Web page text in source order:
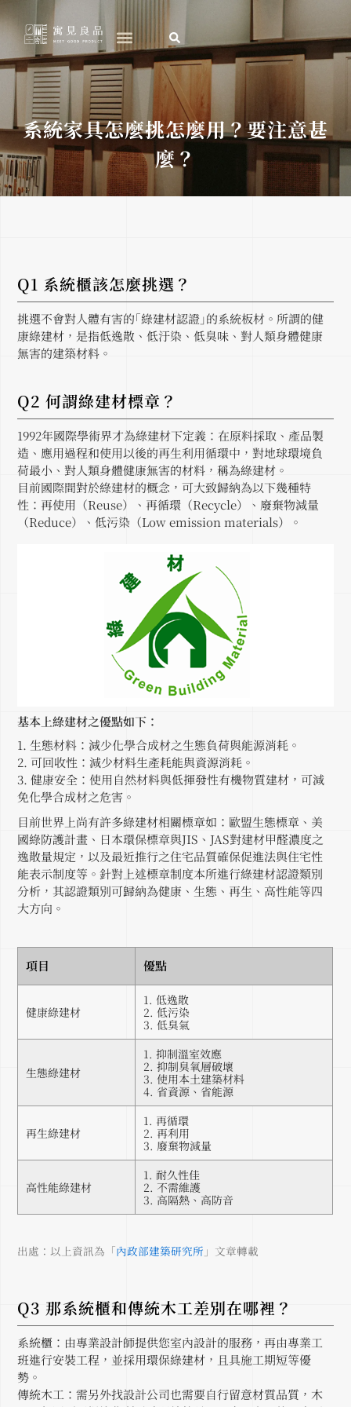
至
要
系統家具怎麼挑怎麼用？要注意甚
麼？
Q1 系統櫃該怎麼挑選？
挑選不會對人體有害的｢綠建材認證｣的系統板材。所謂的健
康綠建材，是指低逸散、低汙染、低臭味、對人類身體健康
無害的建築材料。
Q2 何謂綠建材標章？
1992年國際學術界才為綠建材下定義：在原料採取、產品製
造、應用過程和使用以後的再生利用循環中，對地球環境負
荷最小、對人類身體健康無害的材料，稱為綠建材。
目前國際間對於綠建材的概念，可大致歸納為以下幾種特
性：再使用（Reuse）、再循環（Recycle）、廢棄物減量
（Reduce）、低污染（Low emission materials）。
基本上綠建材之優點如下：
1. 生態材料：減少化學合成材之生態負荷與能源消耗。
2. 可回收性：減少材料生產耗能與資源消耗。
3. 健康安全：使用自然材料與低揮發性有機物質建材，可減
免化學合成材之危害。
目前世界上尚有許多綠建材相關標章如：歐盟生態標章、美
國綠防護計畫、日本環保標章與JIS、JAS對建材甲醛濃度之
逸散量規定，以及最近推行之住宅品質確保促進法與住宅性
能表示制度等。針對上述標章制度本所進行綠建材認證類別
分析，其認證類別可歸納為健康、生態、再生、高性能等四
大方向。
項目 優點
健康綠建材
1. 低逸散
2. 低污染
3. 低臭氣
生態綠建材
1. 抑制溫室效應
2. 抑制臭氧層破壞
3. 使用本土建築材料
4. 省資源、省能源
再生綠建材
1. 再循環
2. 再利用
3. 廢棄物減量
高性能綠建材
1. 耐久性佳
2. 不需維護
3. 高隔熱、高防音
出處：以上資訊為「內政部建築研究所 」文章轉載
Q3 那系統櫃和傳統木工差別在哪裡？
系統櫃：由專業設計師提供您室內設計的服務，再由專業工
班進行安裝工程，並採用環保綠建材，且具施工期短等優
勢。
傳統木工：需另外找設計公司也需要自行留意材質品質，木